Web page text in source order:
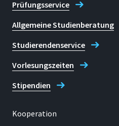
Prüfungsservice
Allgemeine Studienberatung
Studierendenservice
Vorlesungszeiten
Stipendien
Kooperation